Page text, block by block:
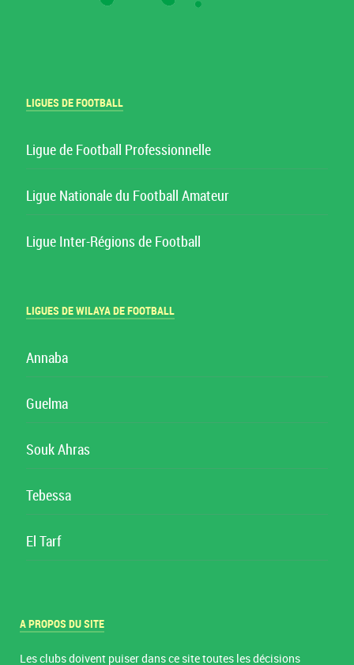
LIGUES DE FOOTBALL
Ligue de Football Professionnelle
Ligue Nationale du Football Amateur
Ligue Inter-Régions de Football
LIGUES DE WILAYA DE FOOTBALL
Annaba
Guelma
Souk Ahras
Tebessa
El Tarf
A PROPOS DU SITE
Les clubs doivent puiser dans ce site toutes les décisions